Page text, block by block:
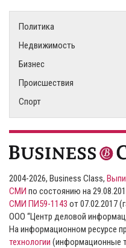
Политика
Недвижимость
Бизнес
Происшествия
Спорт
2004-2026, Business Class,
СМИ по состоянию на
СМИ ПИ59-1143 от 07.02.2017
ООО “Центр деловой
На информационном ресурсе
технологии (информационные